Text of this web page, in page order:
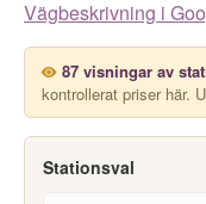
Vägbeskrivning i
87 visningar av
kontrollerat priser här.
Stationsval